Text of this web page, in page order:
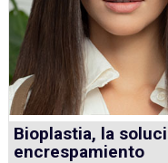
Bioplastia, la
encrespamiento